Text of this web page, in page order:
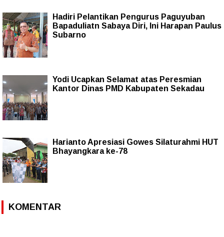
Hadiri Pelantikan Pengurus Paguyuban
Bapaduliatn Sabaya Diri, Ini Harapan Paulus
Subarno
Yodi Ucapkan Selamat atas Peresmian
Kantor Dinas PMD Kabupaten Sekadau
Harianto Apresiasi Gowes Silaturahmi HUT
Bhayangkara ke-78
KOMENTAR